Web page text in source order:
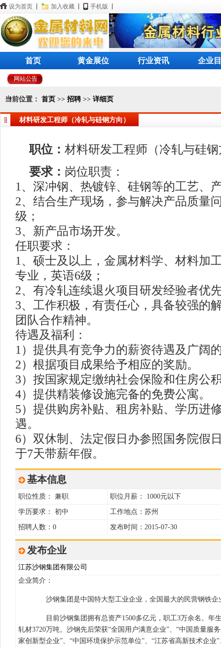
设为首页 加入收藏 手机版
首页 黄金展位 行业资讯 企业
网站公告
当前位置： 首页 >> 招聘 >> 详细页
材料研发工程师（冷轧与硅钢方向）
职位： 材料研发工程师（冷轧与硅
要求： 岗位职责：
1、深冲钢、热镀锌、硅钢等的工艺、
2、结合生产现场，参与解决产品质量
级；
3、新产品市场开发。
任职要求：
1、硕士及以上，金属材料学、材料加
专业，英语6级；
2、有冷轧连续退火项目研发经验者优
3、工作积极，有责任心，具备较强的
团队合作精神。
待遇及福利：
1）提供具有竞争力的薪资待遇及广阔
2）根据项目成果给予相应的奖励。
3）按国家规定缴纳社会保险和住房公
4）提供精装修设施完备的免费公寓。
5）提供购房补贴、租房补贴、学历进
遇。
6）双休制、法定假日办参照国务院假
于7天带薪年假。
基本信息
职位性质： 兼职 职位月薪： 1000元以下
学历要求： 初中 工作地点：苏州
招聘人数：0 发布时间：2015-07-30
发布企业
江苏沙钢集团有限公司
企业简介：
沙钢集团是中国特大型工业企业，全国最大的民营钢铁企
目前沙钢集团拥有总资产1500多亿元，职工3万余名。年生
轧材3720万吨。沙钢先后荣获“全国用户满意企业”、“中国质量服
家创新型企业”、“中国环境保护示范单位”、“江苏省高新技术企业